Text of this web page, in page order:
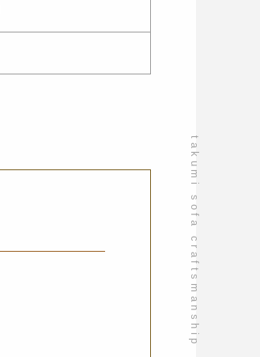
takumi sofa craftsmanship